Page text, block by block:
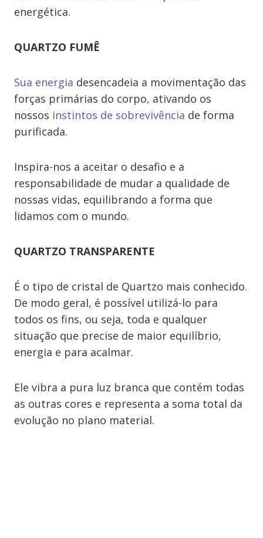
energética.
QUARTZO FUMÊ
Sua energia desencadeia a movimentação das
forças primárias do corpo, ativando os
nossos instintos de sobrevivência de forma
purificada.
Inspira-nos a aceitar o desafio e a
responsabilidade de mudar a qualidade de
nossas vidas, equilibrando a forma que
lidamos com o mundo.
QUARTZO TRANSPARENTE
É o tipo de cristal de Quartzo mais conhecido.
De modo geral, é possível utilizá-lo para
todos os fins, ou seja, toda e qualquer
situação que precise de maior equilíbrio,
energia e para acalmar.
Ele vibra a pura luz branca que contém todas
as outras cores e representa a soma total da
evolução no plano material.